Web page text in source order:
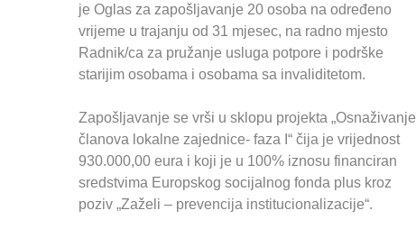
je Oglas za zapošljavanje 20 osoba na određeno
vrijeme u trajanju od 31 mjesec, na radno mjesto
Radnik/ca za pružanje usluga potpore i podrške
starijim osobama i osobama sa invaliditetom.
Zapošljavanje se vrši u sklopu projekta „Osnaživanje
članova lokalne zajednice- faza I“ čija je vrijednost
930.000,00 eura i koji je u 100% iznosu financiran
sredstvima Europskog socijalnog fonda plus kroz
poziv „Zaželi – prevencija institucionalizacije“.